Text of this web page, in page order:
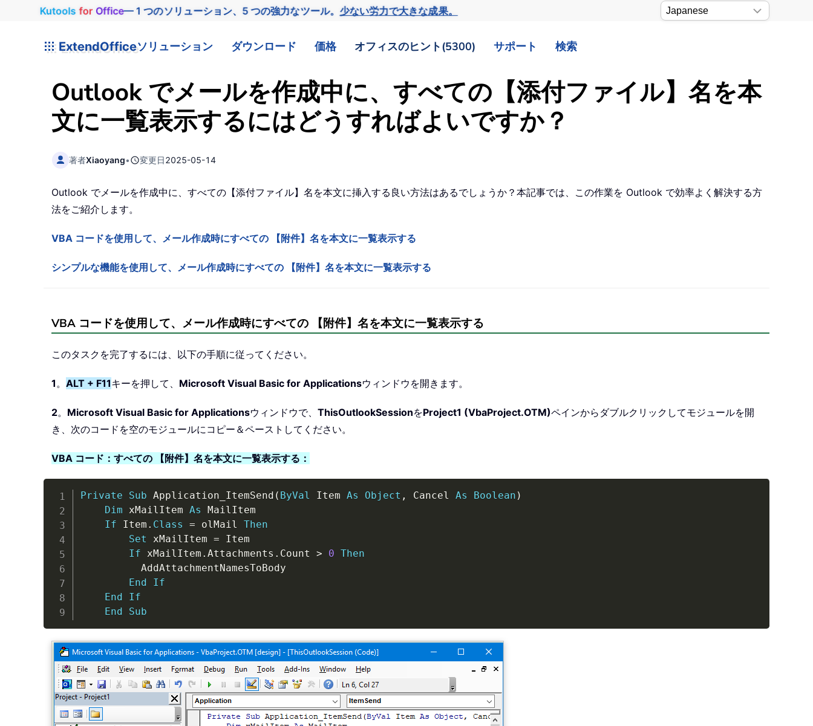
Kutools for Office— 1 つのソリューション、5 つの強力なツール。少ない労力で大きな成果。
ExtendOfficeソリューション ダウンロード 価格 オフィスのヒント(5300) サポート 検索
Outlook でメールを作成中に、すべての【添付ファイル】名を本
文に一覧表示するにはどうすればよいですか？
著者Xiaoyang• 変更日2025-05-14
Outlook でメールを作成中に、すべての【添付ファイル】名を本文に挿入する良い方法はあるでしょうか？本記事では、この作業を Outlook で効率よく解決する方
法をご紹介します。
VBA コードを使用して、メール作成時にすべての 【附件】名を本文に一覧表示する
シンプルな機能を使用して、メール作成時にすべての 【附件】名を本文に一覧表示する
VBA コードを使用して、メール作成時にすべての 【附件】名を本文に一覧表示する
このタスクを完了するには、以下の手順に従ってください。
1。 ALT + F11キーを押して、 Microsoft Visual Basic for Applicationsウィンドウを開きます。
2。 Microsoft Visual Basic for Applicationsウィンドウで、 ThisOutlookSessionをProject1 (VbaProject.OTM)ペインからダブルクリックしてモジュールを開
き、次のコードを空のモジュールにコピー＆ペーストしてください。
VBA コード：すべての 【附件】名を本文に一覧表示する：
Private Sub Application_ItemSend ( ByVal Item As Object , Cancel As Boolean )
Dim xMailItem As MailItem
If Item . Class = olMail Then
Set xMailItem = Item
If xMailItem . Attachments . Count > 0 Then
          AddAttachmentNamesToBody
End
If
End
If
End
Sub